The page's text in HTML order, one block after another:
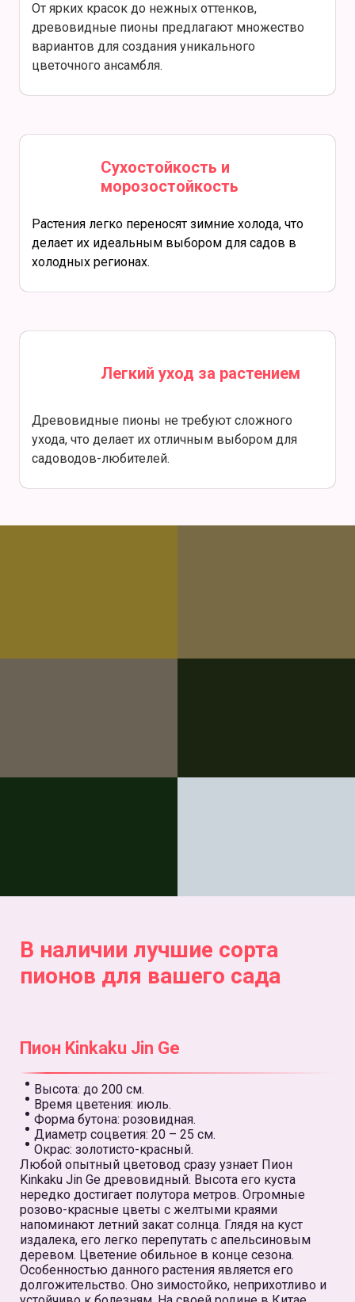
От ярких красок до нежных оттенков,
древовидные пионы предлагают множество
вариантов для создания уникального
цветочного ансамбля.
Сухостойкость и
морозостойкость
Растения легко переносят зимние холода, что
делает их идеальным выбором для садов в
холодных регионах.
Легкий уход за растением
Древовидные пионы не требуют сложного
ухода, что делает их отличным выбором для
садоводов-любителей.
В наличии лучшие сорта
пионов для вашего сада
Пион Kinkaku Jin Ge
Высота: до 200 см.
Время цветения: июль.
Форма бутона: розовидная.
Диаметр соцветия: 20 – 25 см.
Окрас: золотисто-красный.
Любой опытный цветовод сразу узнает Пион
Kinkaku Jin Ge древовидный. Высота его куста
нередко достигает полутора метров. Огромные
розово-красные цветы с желтыми краями
напоминают летний закат солнца. Глядя на куст
издалека, его легко перепутать с апельсиновым
деревом. Цветение обильное в конце сезона.
Особенностью данного растения является его
долгожительство. Оно зимостойко, неприхотливо и